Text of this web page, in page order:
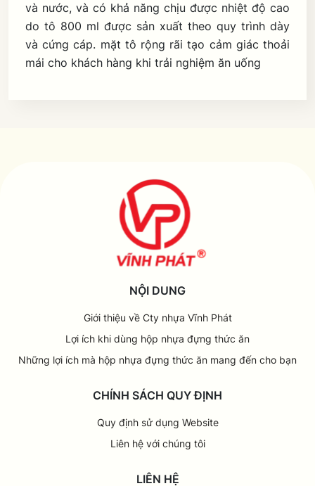
và nước, và có khả năng chịu được nhiệt độ cao
do tô 800 ml được sản xuất theo quy trình dày
và cứng cáp. mặt tô rộng rãi tạo cảm giác thoải
mái cho khách hàng khi trải nghiệm ăn uống
NỘI DUNG
Giới thiệu về Cty nhựa Vĩnh Phát
Lợi ích khi dùng hộp nhựa đựng thức ăn
Những lợi ích mà hộp nhựa đựng thức ăn mang đến cho bạn
CHÍNH SÁCH QUY ĐỊNH
Quy định sử dụng Website
Liên hệ với chúng tôi
LIÊN HỆ